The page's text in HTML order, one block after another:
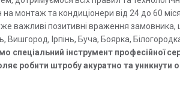
на монтаж та кондиціонери від 24 до 60
важливі позитивні враження замовника,
Вишгород, Ірпінь, Буча, Боярка,
спеціальний інструмент професійної
робити штробу акуратно та уникнути